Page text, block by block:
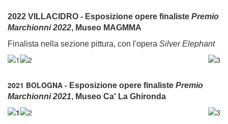
2022 VILLACIDRO - Esposizione opere finaliste Premio
Marchionni 2022, Museo MAGMMA
Finalista nella sezione pittura, con l'opera Silver Elephant
2021 BOLOGNA - Esposizione opere finaliste Premio
Marchionni 2021, Museo Ca' La Ghironda